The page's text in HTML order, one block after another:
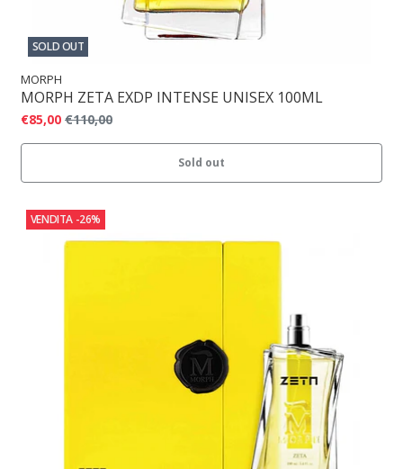
SOLD OUT
MORPH
MORPH ZETA EXDP INTENSE UNISEX 100ML
€85,00 €110,00
Sold out
VENDITA -26%